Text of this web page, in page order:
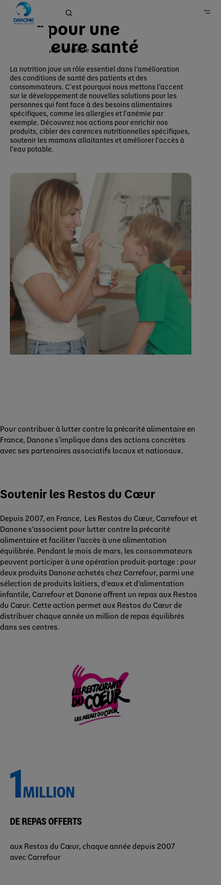
Engagements
Santé
Agir pour une meilleure santé
Santé
Agir pour une
meilleure santé
La nutrition joue un rôle essentiel dans l’amélioration
des conditions de santé des patients et des
consommateurs. C'est pourquoi nous mettons l’accent
sur le développement de nouvelles solutions pour les
personnes qui font face à des besoins alimentaires
spécifiques, comme les allergies et l'anémie par
exemple. Découvrez nos actions pour enrichir nos
produits, cibler des carences nutritionnelles spécifiques,
soutenir les mamans allaitanteset améliorer l'accès à
l'eau potable.
Pour contribuer à lutter contre la précarité alimentaire en
France, Danone s'implique dans des actions concrètes
avec ses partenaires associatifs locaux et nationaux.
Soutenir les Restos du Cœur
Depuis 2007, en France, Les Restos du Cœur, Carrefour et
Danone s’associent pour lutter contre la précarité
alimentaire et faciliter l’accès à une alimentation
équilibrée. Pendant le mois de mars, les consommateurs
peuvent participer à une opération produit-partage : pour
deux produits Danone achetés chez Carrefour, parmi une
sélection de produits laitiers, d’eaux et d’alimentation
infantile, Carrefour et Danone offrent un repas aux Restos
du Cœur. Cette action permet aux Restos du Cœur de
distribuer chaque année un million de repas équilibrés
dans ses centres.
1MILLION
DE REPAS OFFERTS
aux Restos du Cœur, chaque année depuis 2007
avec Carrefour